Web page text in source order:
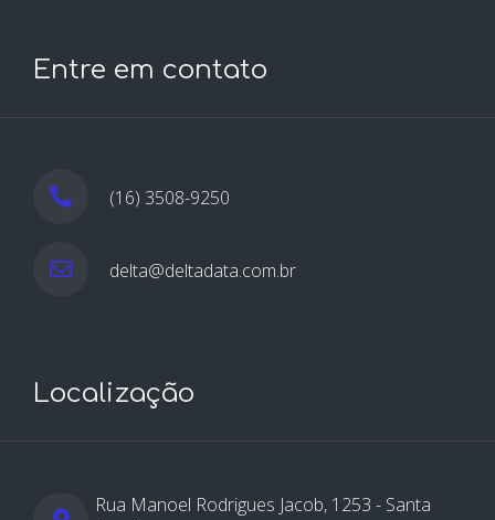
Entre em contato
(16) 3508-9250
delta@deltadata.com.br
Localização
Rua Manoel Rodrigues Jacob, 1253 - Santa